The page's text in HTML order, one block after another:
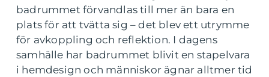
badrummet förvandlas till mer än bara en
plats för att tvätta sig – det blev ett utrymme
för avkoppling och reflektion. I dagens
samhälle har badrummet blivit en stapelvara
i hemdesign och människor ägnar alltmer tid